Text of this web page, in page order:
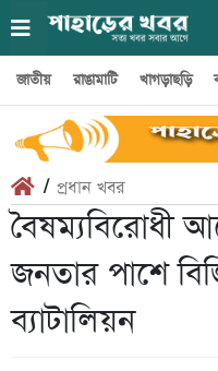
জাতীয় রাঙামাটি খাগড়াছড়ি
/ প্রধান খবর
বৈষম্যবিরোধী
জনতার পাশে
ব্যাটালিয়ন